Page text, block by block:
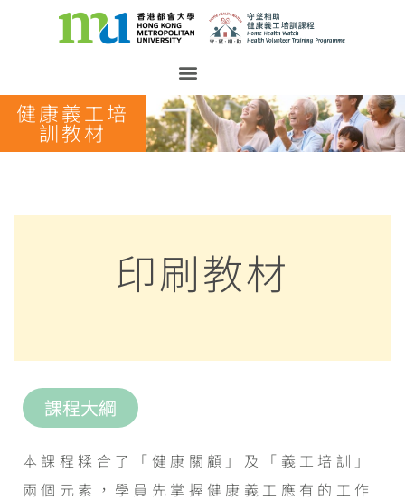
健康義工培
訓教材
印刷教材
課程大綱
本課程糅合了「健康關顧」及「義工培訓」
兩個元素，學員先掌握健康義工應有的工作